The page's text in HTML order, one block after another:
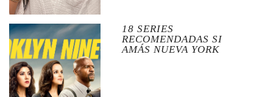
18 SERIES
RECOMENDADAS SI
AMÁS NUEVA YORK